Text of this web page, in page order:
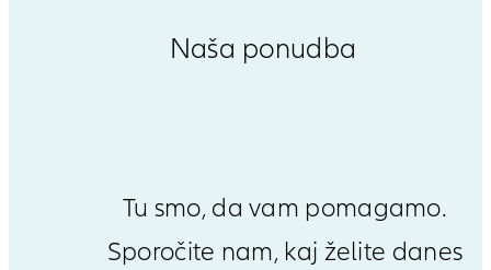
Naša ponudba
Tu smo, da vam pomagamo.
Sporočite nam, kaj želite danes